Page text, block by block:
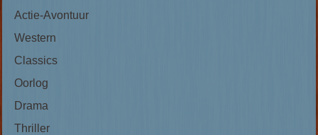
Actie-Avontuur
Western
Classics
Oorlog
Drama
Thriller